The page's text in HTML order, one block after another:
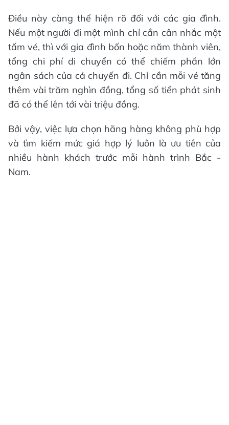
Điều này càng thể hiện rõ đối với các gia đình.
Nếu một người đi một mình chỉ cần cân nhắc một
tấm vé, thì với gia đình bốn hoặc năm thành viên,
tổng chi phí di chuyển có thể chiếm phần lớn
ngân sách của cả chuyến đi. Chỉ cần mỗi vé tăng
thêm vài trăm nghìn đồng, tổng số tiền phát sinh
đã có thể lên tới vài triệu đồng.
Bởi vậy, việc lựa chọn hãng hàng không phù hợp
và tìm kiếm mức giá hợp lý luôn là ưu tiên của
nhiều hành khách trước mỗi hành trình Bắc -
Nam.